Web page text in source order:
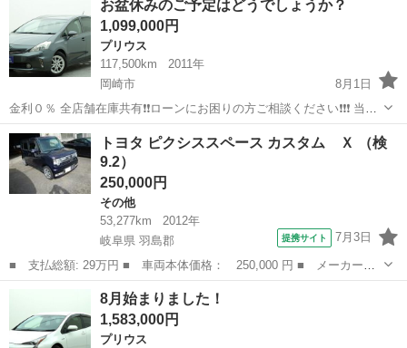
支払い済み 愛知県名古屋市 お気軽にメッセー...
お盆休みのご予定はどうでしょうか？
1,099,000円
プリウス
117,500km
2011年
岡崎市
8月1日
金利０％ 全店舗在庫共有❗️❗️ローンにお困りの方ご相談ください❗️❗️❗️ 当店
の自社ローンは 👉審査通過率95％❗️ さらに… 👉総額150万円までのお
車なら【頭金0円OK】✨ 「今は無理かも…」と...
愛知 岡崎市 プリウス
トヨタ ピクシススペース カスタム Ｘ （検
9.2）
250,000円
その他
53,277km
2012年
岐阜県 羽島郡
提携サイト 7月3日
■ 支払総額: 29万円 ■ 車両本体価格： 250,000 円 ■ メーカー
名： トヨタ ■ 車種名： ピクシススペース ■ グレード名： カ
スタム Ｘ ■ 排気量： 660cc ■ ドア枚数： 5D ■ ミッション：
羽島郡 その他
8月始まりました！
1,583,000円
プリウス